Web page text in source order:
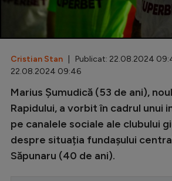
Special
Diverse
Inedit
Champions League
Cristian Stan | Publicat: 22.08.2024
22.08.2024 09:46
Marius Șumudică (53 de ani),
Rapidului, a vorbit în cadrul unui
pe canalele sociale ale clubului
despre situația fundașului
Săpunaru (40 de ani).